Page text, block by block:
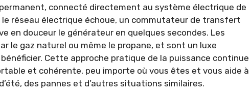
connecté directement au système électrique de
le réseau électrique échoue, un commutateur de transfert
en douceur le générateur en quelques secondes. Les
le gaz naturel ou même le propane, et sont un luxe
Cette approche pratique de la puissance continue
et cohérente, peu importe où vous êtes et vous aide à
des pannes et d’autres situations similaires.